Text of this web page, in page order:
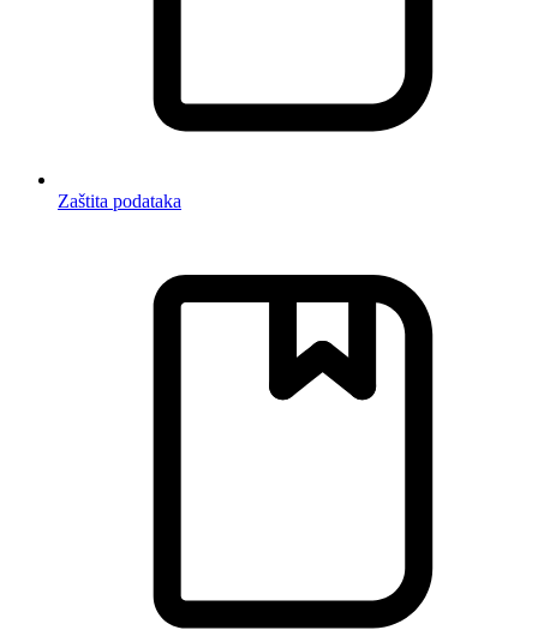
Zaštita podataka